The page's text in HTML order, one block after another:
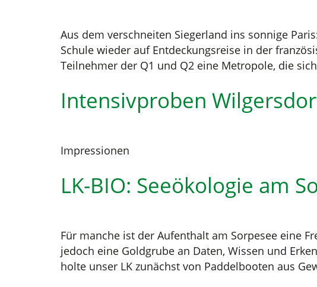
Aus dem verschneiten Siegerland ins sonnige
Schule wieder auf Entdeckungsreise in der
Teilnehmer der Q1 und Q2 eine Metropole, die
Intensivproben
Impressionen
LK-BIO: Seeökologie am
Für manche ist der Aufenthalt am Sorpesee eine
jedoch eine Goldgrube an Daten, Wissen und
holte unser LK zunächst von Paddelbooten aus